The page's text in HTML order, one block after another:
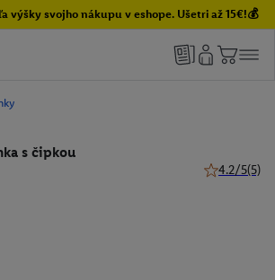
výšky svojho nákupu v eshope. Ušetri až 15€!💰
s čipkou
4.2/5(5)